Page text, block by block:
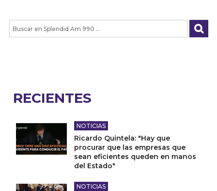
RECIENTES
NOTICIAS
Ricardo Quintela: "Hay que
procurar que las empresas que
sean eficientes queden en manos
del Estado"
NOTICIAS